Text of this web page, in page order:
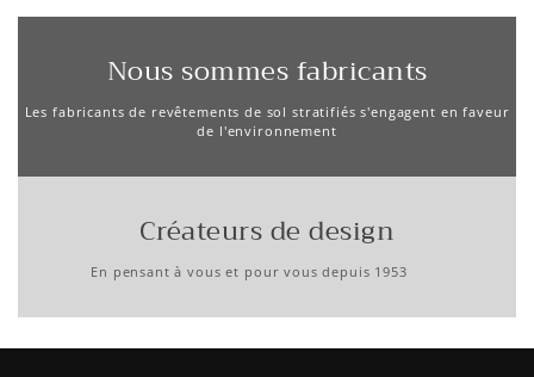
Nous sommes fabricants
Les fabricants de revêtements de sol stratifiés s'engagent en faveur
de l'environnement
Créateurs de design
En pensant à vous et pour vous depuis 1953